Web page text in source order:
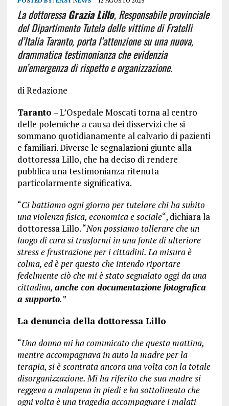
La dottoressaGrazia Lillo, Responsabile provinciale
del Dipartimento Tutela delle vittime di Fratelli
d’Italia Taranto, porta l’attenzione su una nuova,
drammatica testimonianza che evidenzia
un’emergenza di rispetto e organizzazione.
di Redazione
Taranto – L’Ospedale Moscati torna al centro
delle polemiche a causa dei disservizi che si
sommano quotidianamente al calvario di pazienti
e familiari. Diverse le segnalazioni giunte alla
dottoressa Lillo, che ha deciso di rendere
pubblica una testimonianza ritenuta
particolarmente significativa.
“Ci battiamo ogni giorno per tutelare chi ha subito
una violenza fisica, economica e sociale“, dichiara la
dottoressa Lillo. “Non possiamo tollerare che un
luogo di cura si trasformi in una fonte di ulteriore
stress e frustrazione per i cittadini. La misura è
colma, ed è per questo che intendo riportare
fedelmente ciò che mi è stato segnalato oggi da una
cittadina, anche con documentazione fotografica
a supporto.”
La denuncia della dottoressa Lillo
“Una donna mi ha comunicato che questa mattina,
mentre accompagnava in auto la madre per la
terapia, si è scontrata ancora una volta con la totale
disorganizzazione. Mi ha riferito che sua madre si
reggeva a malapena in piedi e ha sottolineato che
ogni volta è una tragedia accompagnare i malati